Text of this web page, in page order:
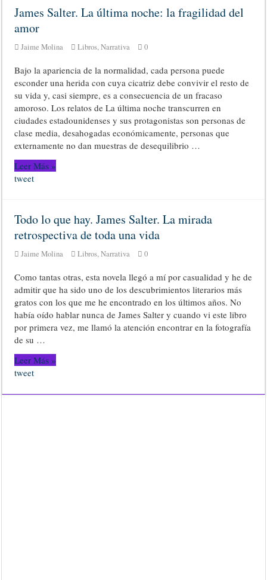
James Salter. La última noche: la fragilidad del
amor
Jaime Molina Libros,Narrativa 0
Bajo la apariencia de la normalidad, cada persona puede
esconder una herida con cuya cicatriz debe convivir el resto de
su vida y, casi siempre, es a consecuencia de un fracaso
amoroso. Los relatos de La última noche transcurren en
ciudades estadounidenses y sus protagonistas son personas de
clase media, desahogadas económicamente, personas que
externamente no dan muestras de desequilibrio …
Leer Más »
tweet
Todo lo que hay. James Salter. La mirada
retrospectiva de toda una vida
Jaime Molina Libros,Narrativa 0
Como tantas otras, esta novela llegó a mí por casualidad y he de
admitir que ha sido uno de los descubrimientos literarios más
gratos con los que me he encontrado en los últimos años. No
había oído hablar nunca de James Salter y cuando vi este libro
por primera vez, me llamó la atención encontrar en la fotografía
de su …
Leer Más »
tweet